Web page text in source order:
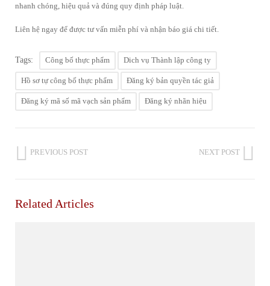
nhanh chóng, hiệu quả và đúng quy định pháp luật.
Liên hệ ngay để được tư vấn miễn phí và nhận báo giá chi tiết.
Tags: Công bố thực phẩm Dich vụ Thành lập công ty
Hồ sơ tự công bố thực phẩm Đăng ký bản quyền tác giả
Đăng ký mã số mã vạch sản phẩm Đăng ký nhãn hiệu
PREVIOUS POST NEXT POST
Related Articles